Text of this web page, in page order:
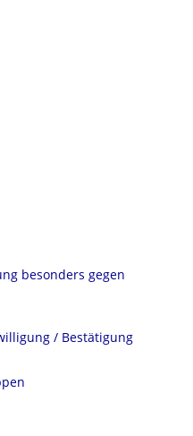
besonders gegen
/ Bestätigung